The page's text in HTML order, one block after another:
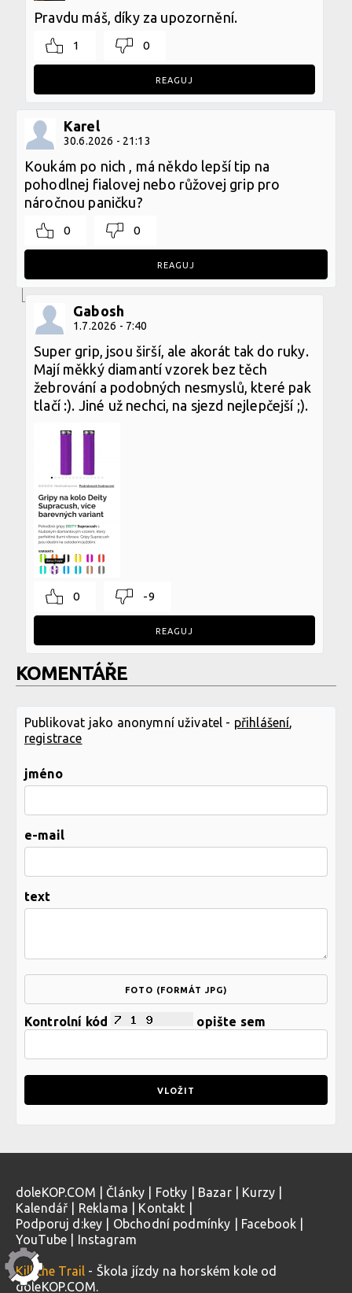
Pravdu máš, díky za upozornění.
1 0
REAGUJ
Karel
30.6.2026 - 21:13
Koukám po nich , má někdo lepší tip na
pohodlnej fialovej nebo růžovej grip pro
náročnou paničku?
0 0
REAGUJ
Gabosh
1.7.2026 - 7:40
Super grip, jsou širší, ale akorát tak do ruky.
Mají měkký diamantí vzorek bez těch
žebrování a podobných nesmyslů, které pak
tlačí :). Jiné už nechci, na sjezd nejlepčejší ;).
0 -9
REAGUJ
KOMENTÁŘE
Publikovat jako anonymní uživatel - přihlášení,
registrace
jméno
e-mail
text
FOTO (FORMÁT JPG)
Kontrolní kód opište sem
doleKOP.COM Články Fotky Bazar| Kurzy
Kalendář
Reklama Kontakt
Podporuj d:key
Obchodní podmínky Facebook
YouTube
Instagram
Kill the Trail - Škola jízdy na horském kole od
doleKOP.COM.